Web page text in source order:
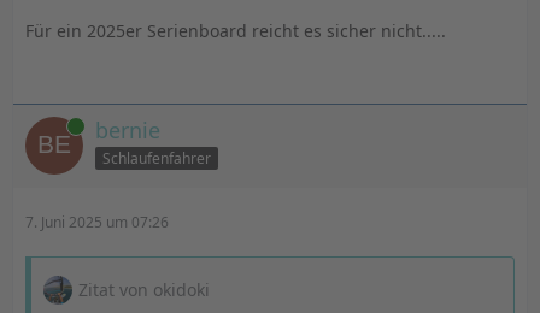
Für ein 2025er Serienboard reicht es sicher nicht.....
Online bernie
Schlaufenfahrer
7. Juni 2025 um 07:26
Zitat von okidoki